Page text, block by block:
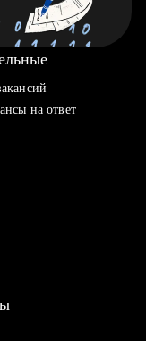
на ответ